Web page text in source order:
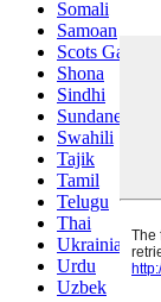
Somali
Samoan
Scots Gaelic
Shona
Sindhi
Sundanese
Swahili
Tajik
Tamil
Telugu
Thai
Ukrainian
Urdu
Uzbek